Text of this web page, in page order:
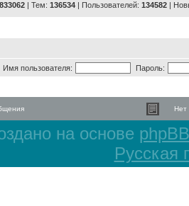
833062 | Тем: 136534 | Пользователей: 134582 |
Имя пользователя: Пароль:
Нет
на основе phpBB
Русская